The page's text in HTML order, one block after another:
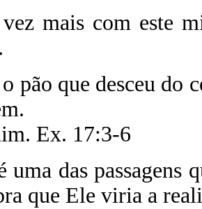
mais com este
pão que desceu do
Ex. 17:3-6
uma das passagens
que Ele viria a